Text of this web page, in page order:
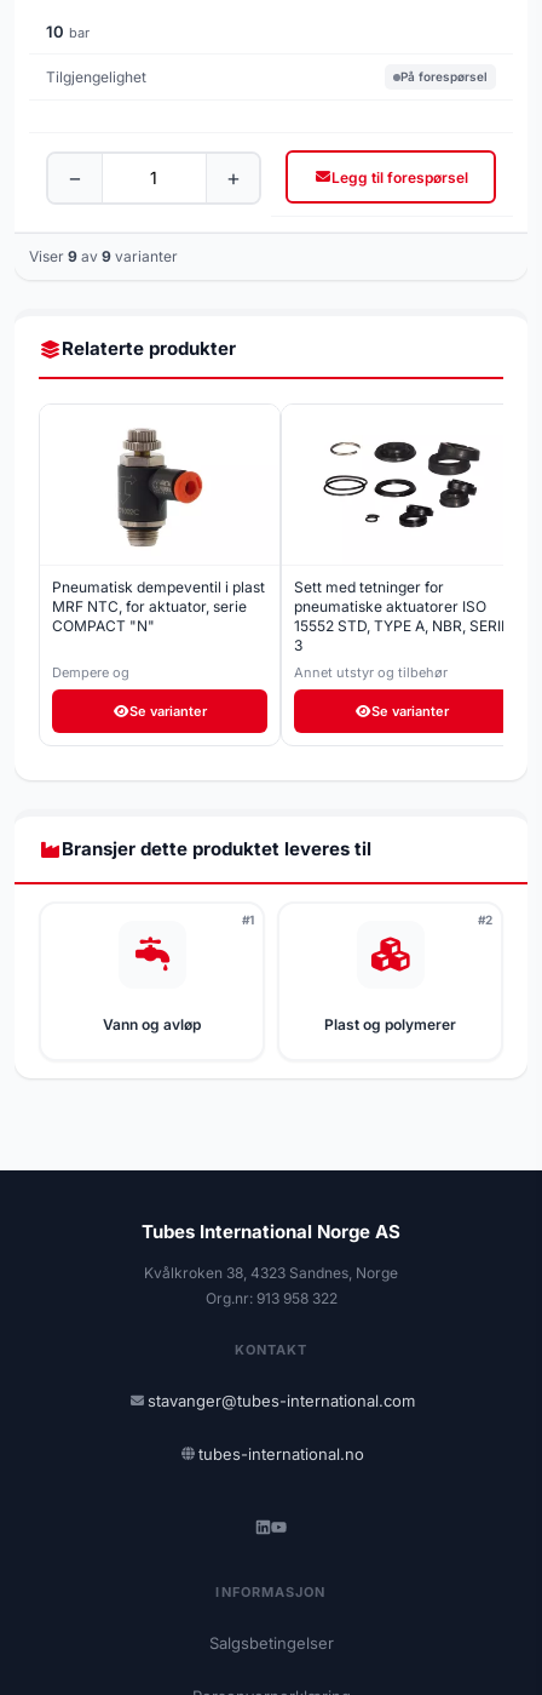
10 bar
På forespørsel
− + Legg til forespørsel
Viser 9 av 9 varianter
Relaterte produkter
Pneumatisk dempeventil i plast
MRF NTC, for aktuator, serie
COMPACT "N"
Dempere og
tilbakestrømningsventiler
Se varianter
Sett med tetninger for
pneumatiske aktuatorer ISO
15552 STD, TYPE A, NBR, SERIE
3
Annet utstyr og tilbehør
Se varianter
Bransjer dette produktet leveres til
#1
Vann og avløp
#2
Plast og polymerer
Tubes International Norge AS
Kvålkroken 38, 4323 Sandnes, Norge
Org.nr: 913 958 322
KONTAKT
stavanger@tubes-international.com
tubes-international.no
INFORMASJON
Salgsbetingelser